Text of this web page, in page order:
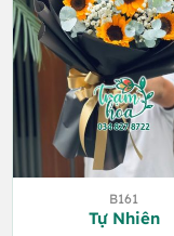
B161
Tự Nhiên